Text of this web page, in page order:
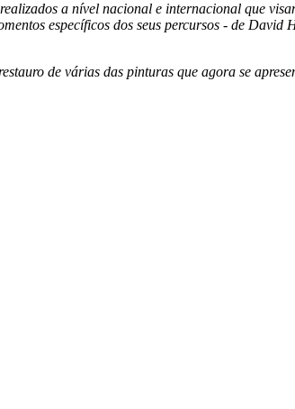
a nível nacional e internacional que
específicos dos seus percursos - de
de várias das pinturas que agora se